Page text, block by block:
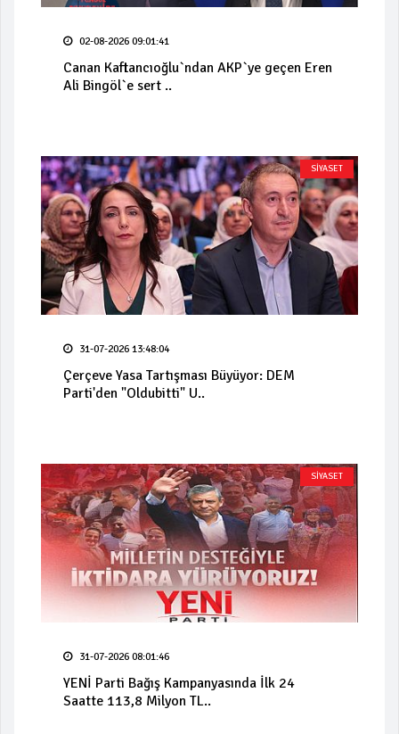
02-08-2026 09:01:41
Canan Kaftancıoğlu`ndan AKP`ye geçen Eren
Ali Bingöl`e sert ..
SİYASET
31-07-2026 13:48:04
Çerçeve Yasa Tartışması Büyüyor: DEM
Parti'den "Oldubitti" U..
SİYASET
31-07-2026 08:01:46
YENİ Parti Bağış Kampanyasında İlk 24
Saatte 113,8 Milyon TL..